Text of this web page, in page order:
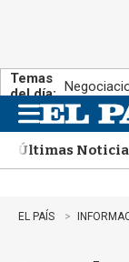
Temas
del día:
n
uÚltimas
EL PAÍS